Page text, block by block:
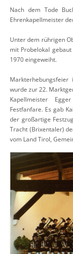
Nach dem Tode
Ehrenkapellmeister
Unter dem rührigen
mit Probelokal
1970 eingeweiht.
wurde zur 22.
Kapellmeister
Festfanfare. Es gab
der großartige
Tracht (Brixentaler)
vom Land Tirol,